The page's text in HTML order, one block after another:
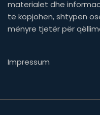
materialet dhe
të kopjohen, shtypen
mënyre tjetër për
Impressum